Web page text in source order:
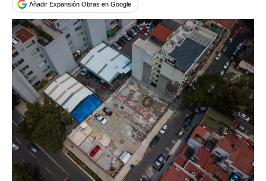
Añadir Expansión Obras en Google